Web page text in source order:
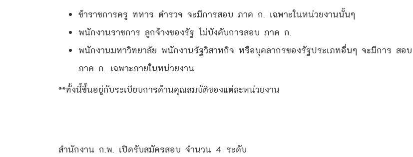
ข้าราชการครู ทหาร ตำรวจ จะมีการสอบ ภาค ก. เฉพาะในหน่วยงานนั้นๆ
พนักงานราชการ ลูกจ้างของรัฐ ไม่บังคับการสอบ ภาค ก.
พนักงานมหาวิทยาลัย พนักงานรัฐวิสาหกิจ หรือบุคลากรของรัฐประเภทอื่นๆ จะมีการ สอบ
ภาค ก. เฉพาะภายในหน่วยงาน
**ทั้งนี้ขึ้นอยู่กับระเบียบการด้านคุณสมบัติของแต่ละหน่วยงาน
สำนักงาน ก.พ. เปิดรับสมัครสอบ จำนวน 4 ระดับ